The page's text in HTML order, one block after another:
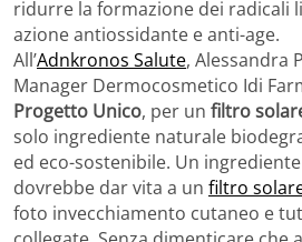
ridurre la formazione dei radicali
azione antiossidante e anti-age.
All’Adnkronos Salute, Alessandra
Manager Dermocosmetico Idi
Progetto Unico, per un filtro
solo ingrediente naturale
ed eco-sostenibile. Un
dovrebbe dar vita a un filtro
foto invecchiamento cutaneo e